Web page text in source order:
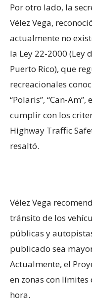
Por otro lado, la
Vélez Vega,
actualmente no
la Ley 22-2000 (Ley
Puerto Rico), que
recreacionales
“Polaris”, “Can-
cumplir con los
Highway Traffic
resaltó.
Vélez Vega
tránsito de los
públicas y
publicado sea
Actualmente, el
en zonas con
hora.